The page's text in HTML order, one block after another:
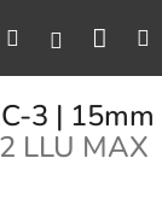
Hledat
3 | 15mm
LLU MAX